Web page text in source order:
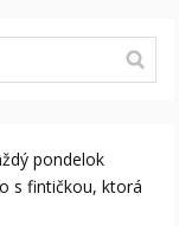
pondelok
s fintičkou, ktorá